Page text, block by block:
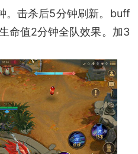
。击杀后5分钟刷新。buff
命值2分钟全队效果。加3